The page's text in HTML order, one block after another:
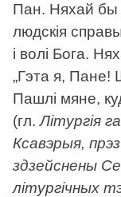
Пан. Няхай бы
людскія
і волі Бога.
„Гэта я, Пане!
Пашлі мяне,
(гл.Літургія
Ксавэрыя,
здзейснены
літургічных